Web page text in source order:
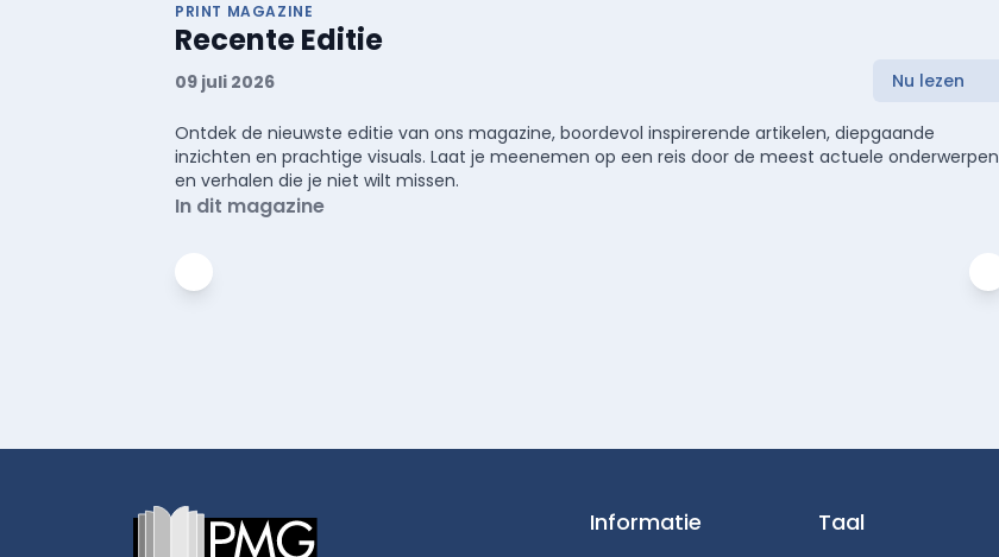
PRINT MAGAZINE
Recente Editie
09 juli 2026 Nu lezen
Ontdek de nieuwste editie van ons magazine, boordevol inspirerende artikelen, diepgaande
inzichten en prachtige visuals. Laat je meenemen op een reis door de meest actuele onderwerpen
en verhalen die je niet wilt missen.
In dit magazine
Informatie Taal